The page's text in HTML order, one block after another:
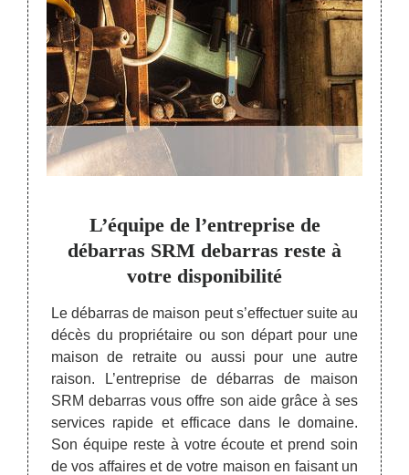
de
le
en
ses
ainsi
tous
L’équipe de l’entreprise de
débarras SRM debarras reste à
votre disponibilité
Le débarras de maison peut s’effectuer suite au
décès du propriétaire ou son départ pour une
maison de retraite ou aussi pour une autre
raison. L’entreprise de débarras de maison
SRM debarras vous offre son aide grâce à ses
services rapide et efficace dans le domaine.
Son équipe reste à votre écoute et prend soin
de vos affaires et de votre maison en faisant un
Un
Si
ou
ce